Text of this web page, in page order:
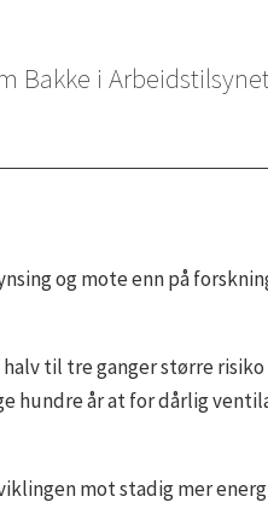
Bakke i
og mote enn på
til tre ganger større
hundre år at for dårlig
mot stadig mer